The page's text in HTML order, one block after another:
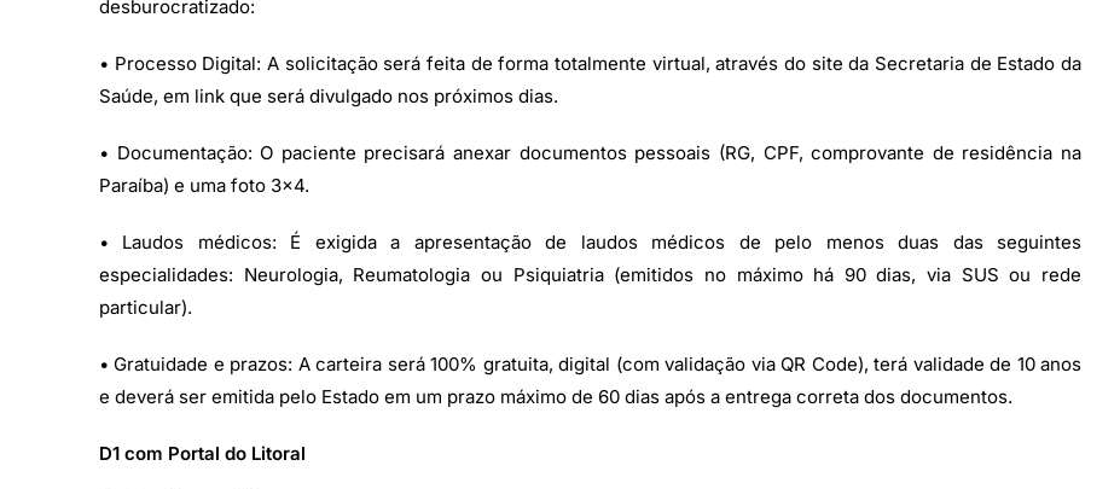
desburocratizado:
• Processo Digital: A solicitação será feita de forma totalmente virtual, através do site da Secretaria de Estado da
Saúde, em link que será divulgado nos próximos dias.
• Documentação: O paciente precisará anexar documentos pessoais (RG, CPF, comprovante de residência na
Paraíba) e uma foto 3×4.
• Laudos médicos: É exigida a apresentação de laudos médicos de pelo menos duas das seguintes
especialidades: Neurologia, Reumatologia ou Psiquiatria (emitidos no máximo há 90 dias, via SUS ou rede
particular).
• Gratuidade e prazos: A carteira será 100% gratuita, digital (com validação via QR Code), terá validade de 10 anos
e deverá ser emitida pelo Estado em um prazo máximo de 60 dias após a entrega correta dos documentos.
D1 com Portal do Litoral